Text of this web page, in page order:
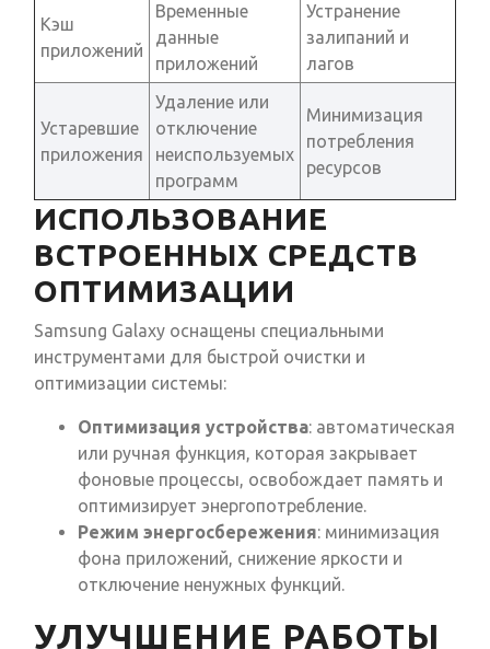
Кэш
приложений
Временные
данные
приложений
Устранение
залипаний и
лагов
Устаревшие
приложения
Удаление или
отключение
неиспользуемых
программ
Минимизация
потребления
ресурсов
ИСПОЛЬЗОВАНИЕ
ВСТРОЕННЫХ СРЕДСТВ
ОПТИМИЗАЦИИ
Samsung Galaxy оснащены специальными
инструментами для быстрой очистки и
оптимизации системы:
Оптимизация устройства: автоматическая
или ручная функция, которая закрывает
фоновые процессы, освобождает память и
оптимизирует энергопотребление.
Режим энергосбережения: минимизация
фона приложений, снижение яркости и
отключение ненужных функций.
УЛУЧШЕНИЕ РАБОТЫ